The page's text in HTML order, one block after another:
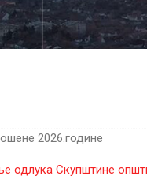
2026.године
одлука Скупштине